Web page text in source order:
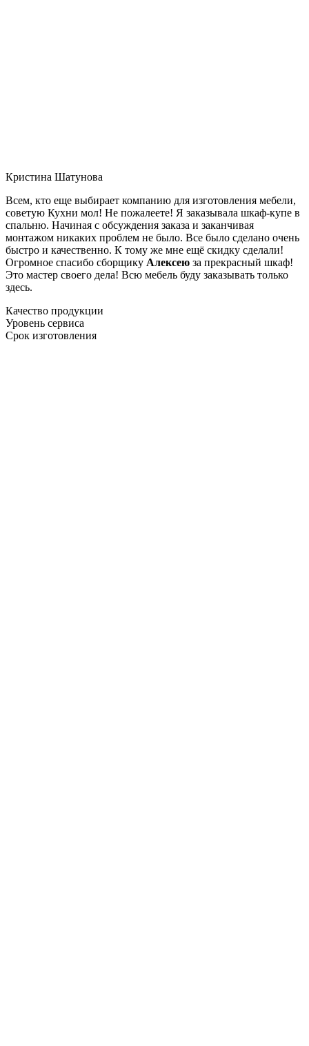
Кристина Шатунова
Всем, кто еще выбирает компанию для изготовления мебели,
советую Кухни мол! Не пожалеете! Я заказывала шкаф-купе в
спальню. Начиная с обсуждения заказа и заканчивая
монтажом никаких проблем не было. Все было сделано очень
быстро и качественно. К тому же мне ещё скидку сделали!
Огромное спасибо сборщику Алексею за прекрасный шкаф!
Это мастер своего дела! Всю мебель буду заказывать только
здесь.
Качество продукции
Уровень сервиса
Срок изготовления